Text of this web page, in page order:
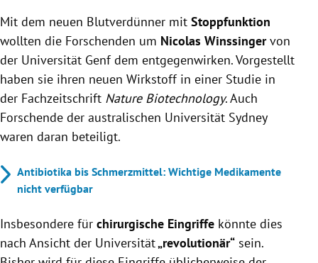
Mit dem neuen Blutverdünner mit Stoppfunktion
wollten die Forschenden um Nicolas Winssingervon
der Universität Genf dem entgegenwirken. Vorgestellt
haben sie ihren neuen Wirkstoff in einer Studie in
der Fachzeitschrift Nature Biotechnology. Auch
Forschende der australischen Universität Sydney
waren daran beteiligt.
Antibiotika bis Schmerzmittel: Wichtige Medikamente
nicht verfügbar
Insbesondere für chirurgische Eingriffe könnte dies
nach Ansicht der Universität„revolutionär“ sein.